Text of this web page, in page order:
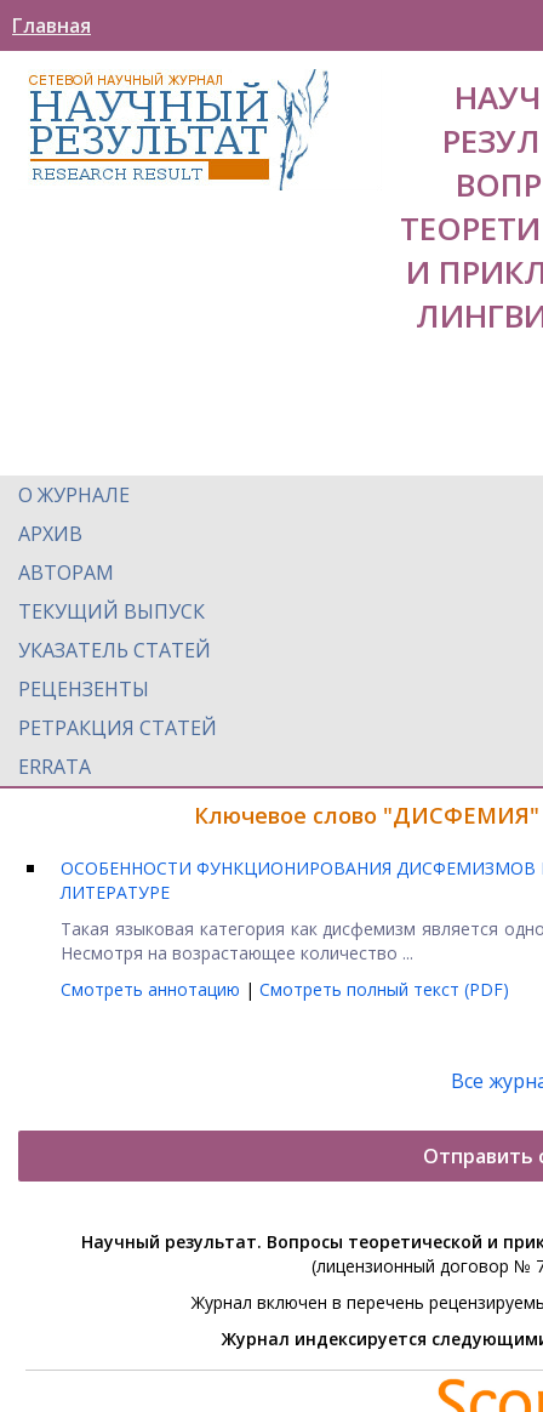
Главная
И
О ЖУРНАЛЕ
АРХИВ
АВТОРАМ
ТЕКУЩИЙ ВЫПУСК
УКАЗАТЕЛЬ СТАТЕЙ
РЕЦЕНЗЕНТЫ
РЕТРАКЦИЯ СТАТЕЙ
ERRATA
Ключевое слово "ДИСФЕМИЯ"
ОСОБЕННОСТИ ФУНКЦИОНИРОВАНИЯ
ЛИТЕРАТУРЕ
Такая языковая категория как дисфемизм является
Несмотря на возрастающее количество ...
Смотреть аннотацию | Смотреть полный текст (PDF)
Все
Отправить
Научный результат. Вопросы теоретической и
(лицензионный договор №
Журнал включен в перечень
Журнал индексируется